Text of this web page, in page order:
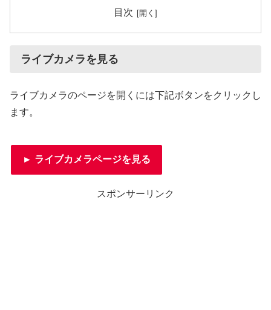
目次
ライブカメラを見る
ライブカメラのページを開くには下記ボタンをクリックし
ます。
► ライブカメラページを見る
スポンサーリンク